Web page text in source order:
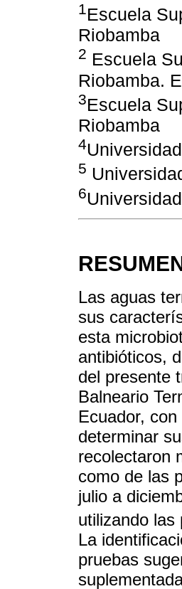
1Escuela
Riobamba
2 Escuela
Riobamba.
3Escuela
Riobamba
4
5
6
Las aguas
sus
esta
antibióticos,
del presente
Balneario
Ecuador,
determinar
recolectaron
como de las
julio a
utilizando las
La
pruebas